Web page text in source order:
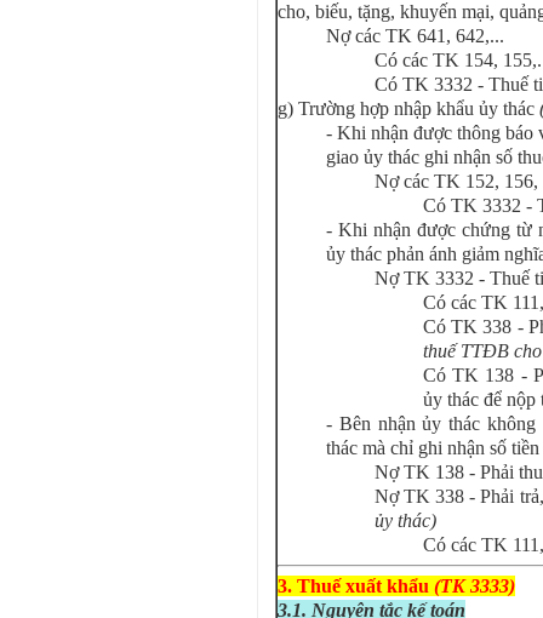
cho, biếu, tặng, khuyến mại,
Nợ các TK 641, 642,...
Có các TK 154,
Có TK 3332 - Thuế
g) Trường hợp nhập khẩu ủy thác
- Khi nhận được thông báo
giao ủy thác ghi nhận số
Nợ các TK 152, 156,
Có TK 3332 -
- Khi nhận được chứng từ
ủy thác phản ánh giảm
Nợ TK 3332 - Thuế
Có các TK
Có TK 338 -
thuế TTĐB
Có TK 138 -
ủy thác để
- Bên nhận ủy thác
thác mà chỉ ghi nhận số
Nợ TK 138 - Phải
Nợ TK 338 - Phải
ủy thác)
Có các TK
3. Thuế xuất khẩu (TK 3333)
3.1. Nguyên tắc kế toán